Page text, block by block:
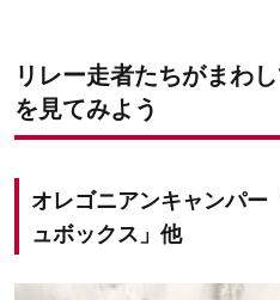
リレー走者たちがまわ
を見てみよう
オレゴニアンキャンパー
ュボックス」他